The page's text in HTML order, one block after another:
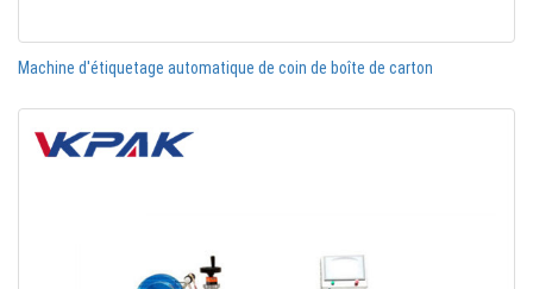
Machine d'étiquetage automatique de coin de boîte de carton